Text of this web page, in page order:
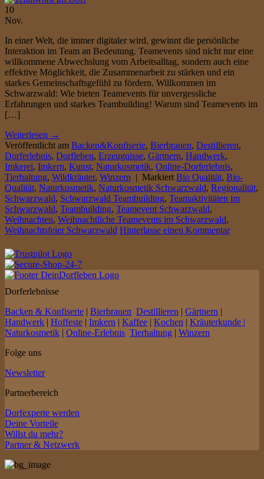
10
Nov.
In einer Welt, die immer digitaler wird, gewinnt die persönliche
Interaktion im Team an Bedeutung. Teamevents sind nicht nur eine
willkommene Abwechslung vom Arbeitsalltag, sondern auch eine
effektive Möglichkeit, die Zusammenarbeit zu stärken und ein
starkes Gemeinschaftsgefühl zu fördern. Willkommen im
Schwarzwald: Wie bieten Teamevents für unvergessliche
Erfahrungen und starkes Teambuilding! Warum sind Teamevents im
[…]
Weiterlesen →
Veröffentlicht am Backen&Konfiserie, Bierbrauen, Destillieren,
Dorferlebnis, Dorfleben, Erzeugnisse, Gärtnern, Handwerk,
Imkerei, Imkern, Kunst, Naturkosmetik, Online-Dorferlebnis,
Tierhaltung, Wildkräuter, Winzern | Markiert Bio Qualität, Bio-
Qualität, Naturkosmetik, Naturkosmetik Schwarzwald, Regionalität,
Schwarzwald, Schwarzwald Teambuilding, Teamaktivitäten im
Schwarzwald, Teambuilding, Teamevent Schwarzwald,
Weihnachten, Weihnachtliche Teamevents im Schwarzwald,
Weihnachtsfeier Schwarzwald Hinterlasse einen Kommentar
Dorferlebnisse
Backen & Konfiserie | Bierbrauen Destillieren | Gärtnern |
Handwerk | Hoffeste | Imkern | Kaffee | Kochen | Kräuterkunde |
Naturkosmetik | Online-Erlebnis Tierhaltung | Winzern
Folge uns
Newsletter
Partnerbereich
Dorfexperte werden
Deine Vorteile
Willst du mehr?
Partner & Netzwerk